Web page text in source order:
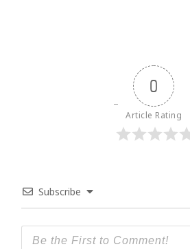
0
Article Rating
Subscribe